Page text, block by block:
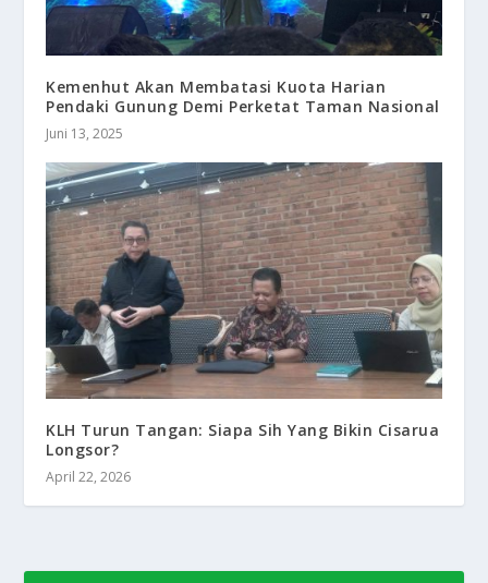
Kemenhut Akan Membatasi Kuota Harian
Pendaki Gunung Demi Perketat Taman Nasional
Juni 13, 2025
KLH Turun Tangan: Siapa Sih Yang Bikin Cisarua
Longsor?
April 22, 2026